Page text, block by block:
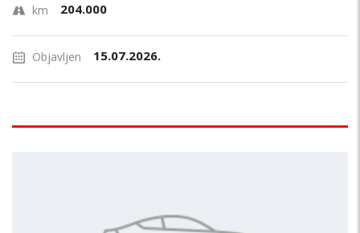
km 204.000
Objavljen 15.07.2026.